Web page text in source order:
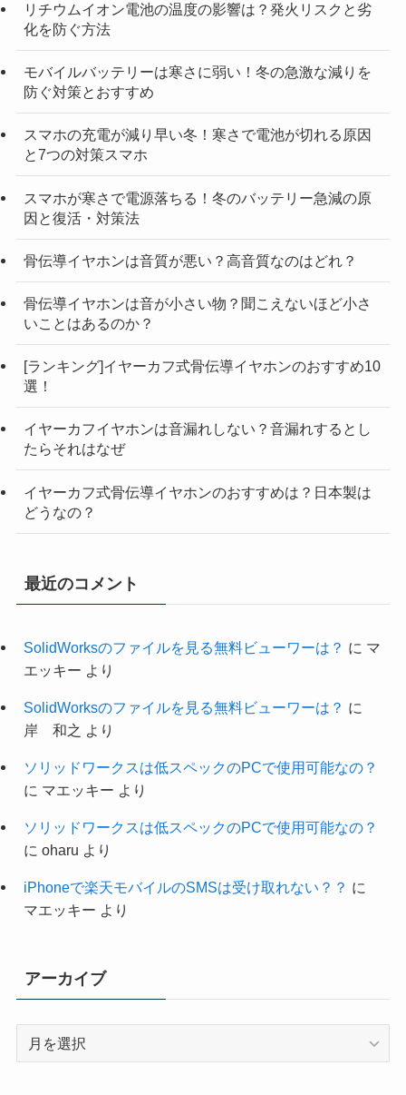
リチウムイオン電池の温度の影響は？発火リスクと劣
化を防ぐ方法
モバイルバッテリーは寒さに弱い！冬の急激な減りを
防ぐ対策とおすすめ
スマホの充電が減り早い冬！寒さで電池が切れる原因
と7つの対策スマホ
スマホが寒さで電源落ちる！冬のバッテリー急減の原
因と復活・対策法
骨伝導イヤホンは音質が悪い？高音質なのはどれ？
骨伝導イヤホンは音が小さい物？聞こえないほど小さ
いことはあるのか？
[ランキング]イヤーカフ式骨伝導イヤホンのおすすめ10
選！
イヤーカフイヤホンは音漏れしない？音漏れするとし
たらそれはなぜ
イヤーカフ式骨伝導イヤホンのおすすめは？日本製は
どうなの？
最近のコメント
SolidWorksのファイルを見る無料ビューワーは？ に マ
エッキー より
SolidWorksのファイルを見る無料ビューワーは？ に
岸 和之 より
ソリッドワークスは低スペックのPCで使用可能なの？
に マエッキー より
ソリッドワークスは低スペックのPCで使用可能なの？
に oharu より
iPhoneで楽天モバイルのSMSは受け取れない？？ に
マエッキー より
アーカイブ